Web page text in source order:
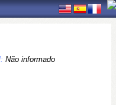
Não informado